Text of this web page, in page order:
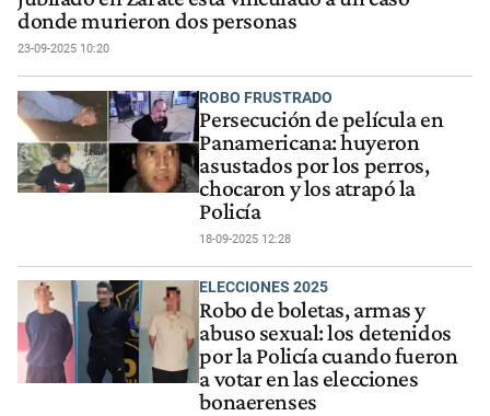
donde murieron dos personas
23-09-2025 10:20
ROBO FRUSTRADO
Persecución de película en
Panamericana: huyeron
asustados por los perros,
chocaron y los atrapó la
Policía
18-09-2025 12:28
ELECCIONES 2025
Robo de boletas, armas y
abuso sexual: los detenidos
por la Policía cuando fueron
a votar en las elecciones
bonaerenses